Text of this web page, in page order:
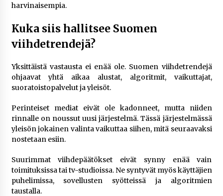
harvinaisempia.
Kuka siis hallitsee Suomen
viihdetrendejä?
Yksittäistä vastausta ei enää ole. Suomen viihdetrendejä
ohjaavat yhtä aikaa alustat, algoritmit, vaikuttajat,
suoratoistopalvelut ja yleisöt.
Perinteiset mediat eivät ole kadonneet, mutta niiden
rinnalle on noussut uusi järjestelmä. Tässä järjestelmässä
yleisön jokainen valinta vaikuttaa siihen, mitä seuraavaksi
nostetaan esiin.
Suurimmat viihdepäätökset eivät synny enää vain
toimituksissa tai tv-studioissa. Ne syntyvät myös käyttäjien
puhelimissa, sovellusten syötteissä ja algoritmien
taustalla.